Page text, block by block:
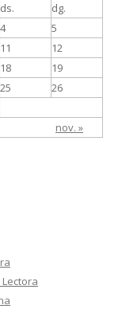
ds. dg.
nov. »
4
5
11
12
18
19
25
26